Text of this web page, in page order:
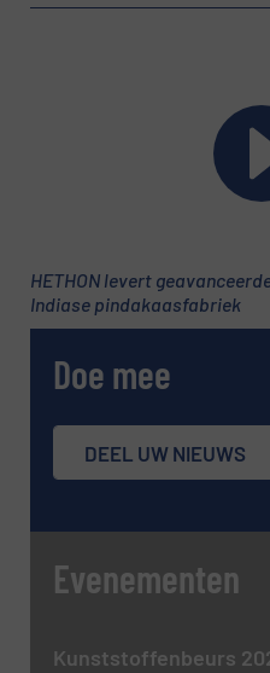
Nieuwsbrief
Ja, schrijf mij in voor de
CAPTCHA
VERSTUREN
HETHON levert
Indiase pindakaasfabriek
Doe mee
DEEL UW NIEUWS
Evenementen
Kunststoffenbeurs